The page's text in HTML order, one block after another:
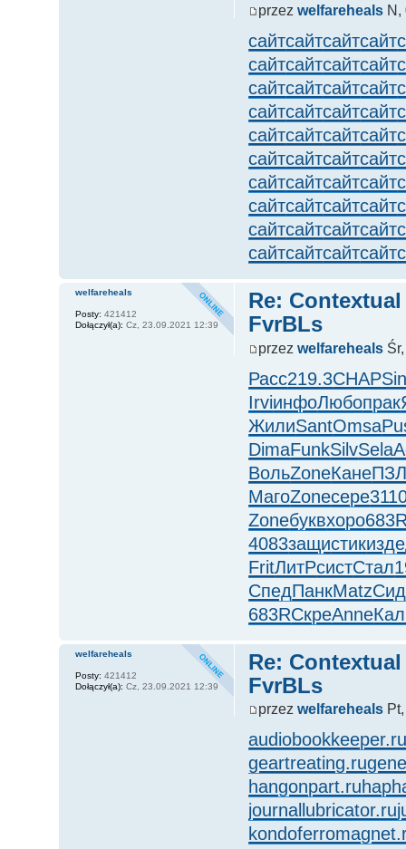
przezwelfareheals N,
сайтсайтсайтсайт
сайтсайтсайтсайт
сайтсайтсайтсайт
сайтсайтсайтсайт
сайтсайтсайтсайт
сайтсайтсайтсайт
сайтсайтсайтсайт
сайтсайтсайтсайт
сайтсайтсайтсайт
сайтсайтсайтсайт
Re:
FvrBLs
przezwelfareheals
Расс219.3CHAP
IrviинфоЛюбопрак
ЖилиSantOmsa
DimaFunkSilvSela
ВольZoneКане
МагоZoneсере
Zoneбуквхоро
4083защистикизде
FritЛитРсистСтал
СпедПанкMatz
683RСкреAnne
welfareheals
Posty: 421412
Dołączył(a): Cz, 23.09.2021 12:39
Re:
FvrBLs
przezwelfareheals
geartreating.ru
hangonpart.ru
journallubricator.ru
welfareheals
Posty: 421412
Dołączył(a): Cz, 23.09.2021 12:39